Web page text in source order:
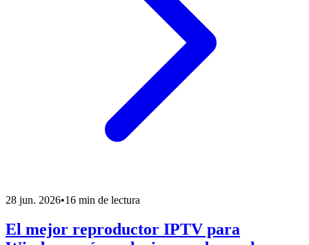
28 jun. 2026•16 min de lectura
El mejor reproductor IPTV para